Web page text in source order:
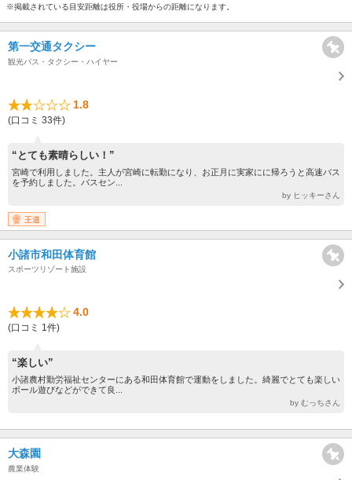
※掲載されている目安距離は役所・役場からの距離になります。
第一交通タクシー
観光バス・タクシー・ハイヤー
1.8
(口コミ 33件)
“とても素晴らしい！”
宮崎で利用しました。主人が宮崎に転勤になり、お正月に実家にに帰ろうと高速バス
を予約しました。バスセン...
by ヒッキーさん
王道
小諸市和田体育館
スポーツリゾート施設
4.0
(口コミ 1件)
“楽しい”
小諸農村勤労福祉センターにある和田体育館で運動をしました。綺麗でとても楽しい
ボール遊びなどができて良...
by むっちさん
大森園
農業体験